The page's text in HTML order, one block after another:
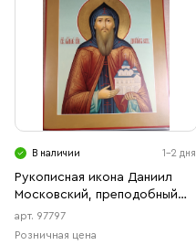
В наличии 1-2 дня
Рукописная икона Даниил
Московский, преподобный
благоверный князь, писаная
икона
арт. 97797
Розничная цена